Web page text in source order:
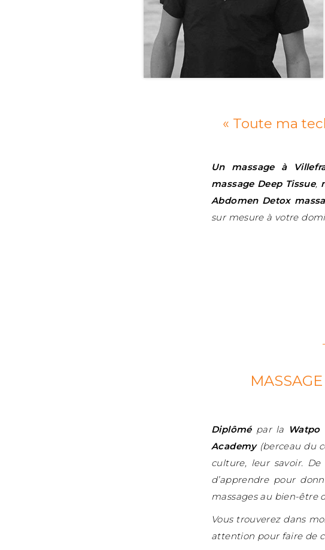
« Toute ma
Un massage à
massage Deep Tissue,
Abdomen Detox
sur mesure à votre
Diplômépar la Watpo
Academy(berceau du
culture, leur savoir.
d’apprendre pour
massages au bien-être
Vous trouverez dans
attention pour faire de